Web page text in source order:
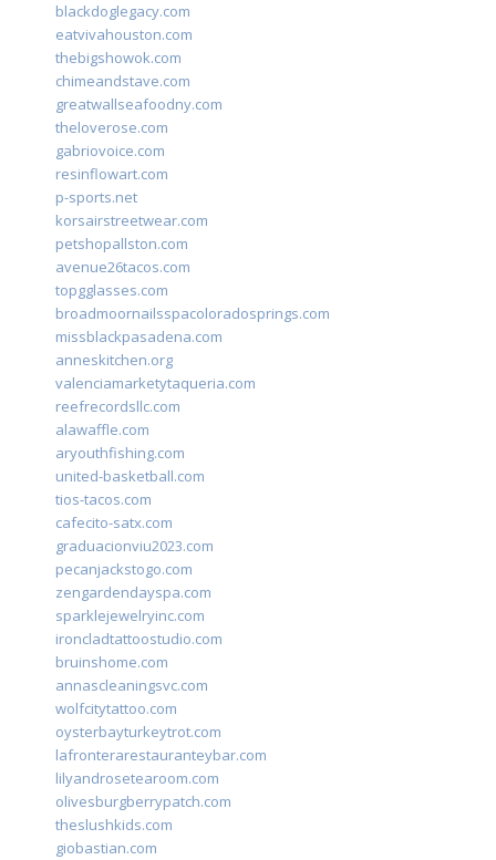
blackdoglegacy.com
eatvivahouston.com
thebigshowok.com
chimeandstave.com
greatwallseafoodny.com
theloverose.com
gabriovoice.com
resinflowart.com
p-sports.net
korsairstreetwear.com
petshopallston.com
avenue26tacos.com
topgglasses.com
broadmoornailsspacoloradosprings.com
missblackpasadena.com
anneskitchen.org
valenciamarketytaqueria.com
reefrecordsllc.com
alawaffle.com
aryouthfishing.com
united-basketball.com
tios-tacos.com
cafecito-satx.com
graduacionviu2023.com
pecanjackstogo.com
zengardendayspa.com
sparklejewelryinc.com
ironcladtattoostudio.com
bruinshome.com
annascleaningsvc.com
wolfcitytattoo.com
oysterbayturkeytrot.com
lafronterarestauranteybar.com
lilyandrosetearoom.com
olivesburgberrypatch.com
theslushkids.com
giobastian.com